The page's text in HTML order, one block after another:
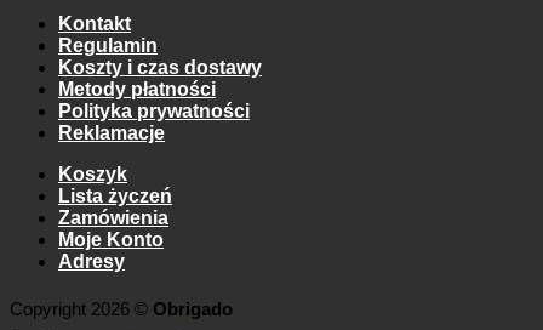
Kontakt
Regulamin
Koszty i czas dostawy
Metody płatności
Polityka prywatności
Reklamacje
Koszyk
Lista życzeń
Zamówienia
Moje Konto
Adresy
Copyright 2026 © Obrigado